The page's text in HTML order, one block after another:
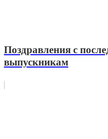
Поздравления с
выпускникам